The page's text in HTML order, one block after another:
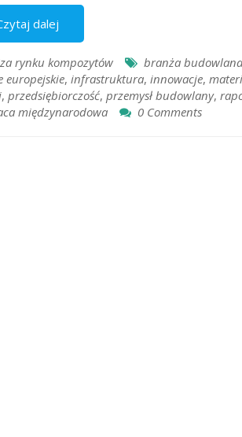
dalej
rynku kompozytów branża budowlana
europejskie, infrastruktura, innowacje,
, przedsiębiorczość, przemysł budowlany,
międzynarodowa
0 Comments